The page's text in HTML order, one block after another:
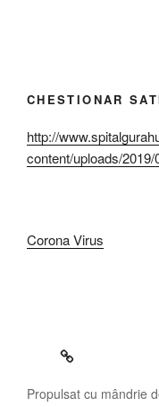
CHESTIONAR
http://
content/uploads/
Corona Virus
Propulsat cu mândrie